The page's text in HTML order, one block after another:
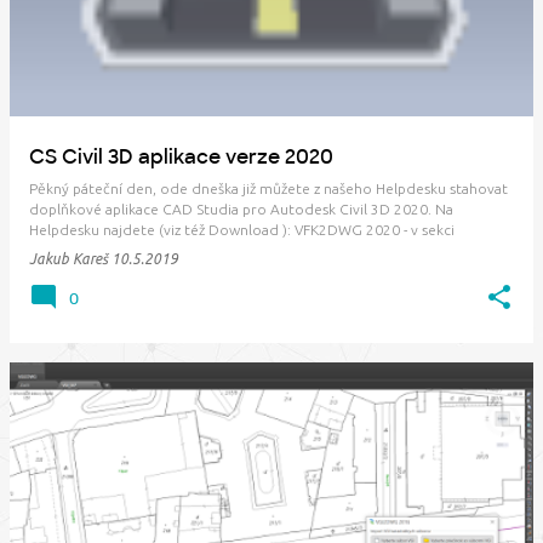
CS Civil 3D aplikace verze 2020
Pěkný páteční den, ode dneška již můžete z našeho Helpdesku stahovat
doplňkové aplikace CAD Studia pro Autodesk Civil 3D 2020. Na
Helpdesku najdete (viz též Download ): VFK2DWG 2020 - v sekci
Stavebnictví - xOstatní VGI2DWG 2020 - v sekci Stavebnictví - xOstatní
Jakub Kareš 10.5.2019
0